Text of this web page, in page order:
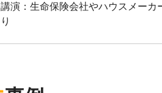
講演：生命保険会社やハウスメー
り